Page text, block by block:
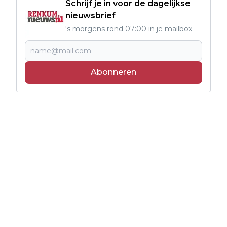
Schrijf je in voor de dagelijkse
nieuwsbrief
's morgens rond 07:00 in je mailbox
Abonneren